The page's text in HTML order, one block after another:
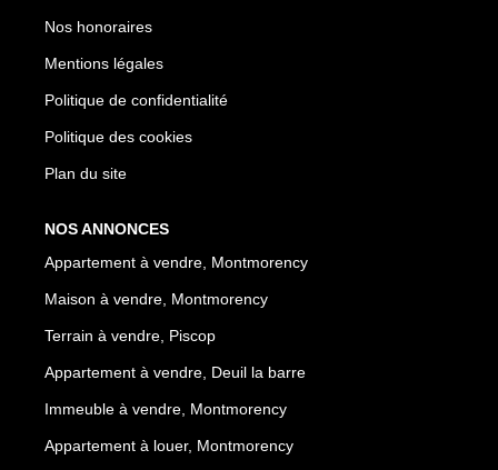
Nos honoraires
Mentions légales
Politique de confidentialité
Politique des cookies
Plan du site
NOS ANNONCES
Appartement à vendre, Montmorency
Maison à vendre, Montmorency
Terrain à vendre, Piscop
Appartement à vendre, Deuil la barre
Immeuble à vendre, Montmorency
Appartement à louer, Montmorency